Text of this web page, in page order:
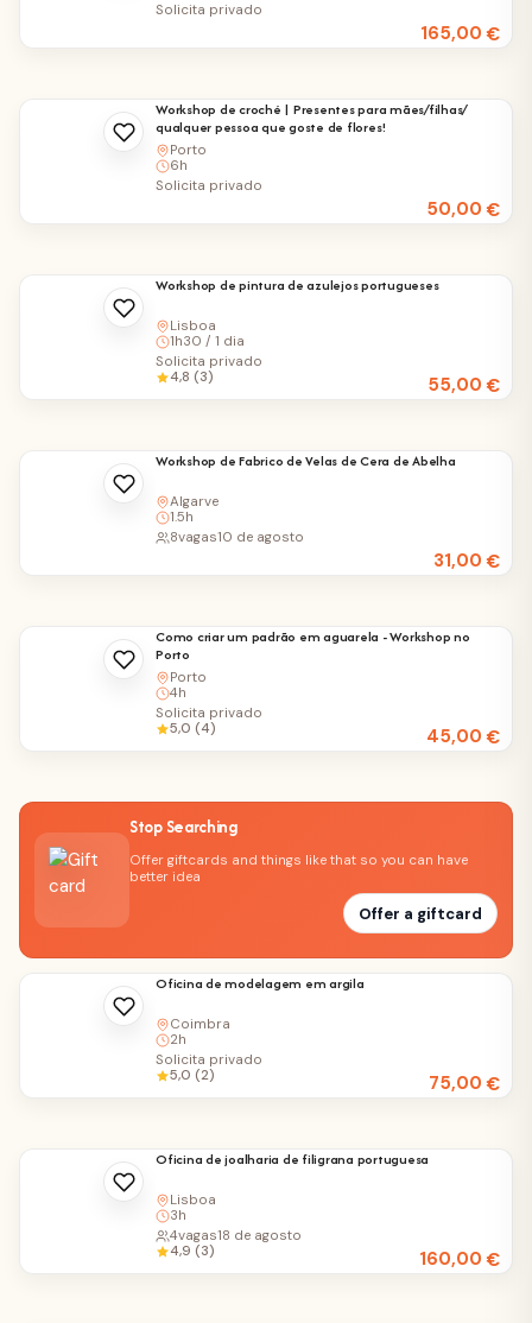
165,00€
Solicita privado
Workshop de croché | Presentes para mães/filhas/
qualquer pessoa que goste de flores!
Porto
6h
50,00€
Solicita privado
Workshop de pintura de azulejos portugueses
Lisboa
1h30 / 1 dia
55,00€
Solicita privado
4,8 (3)
Workshop de Fabrico de Velas de Cera de Abelha
Algarve
1.5h
31,00€
8vagas10 de agosto
Como criar um padrão em aguarela - Workshop no
Porto
Porto
4h
45,00€
Solicita privado
5,0 (4)
Stop Searching
Offer giftcards and things like that so you can have
better idea
Offer a giftcard
Oficina de modelagem em argila
Coimbra
2h
75,00€
Solicita privado
5,0 (2)
Oficina de joalharia de filigrana portuguesa
Lisboa
3h
160,00€
4vagas18 de agosto
4,9 (3)